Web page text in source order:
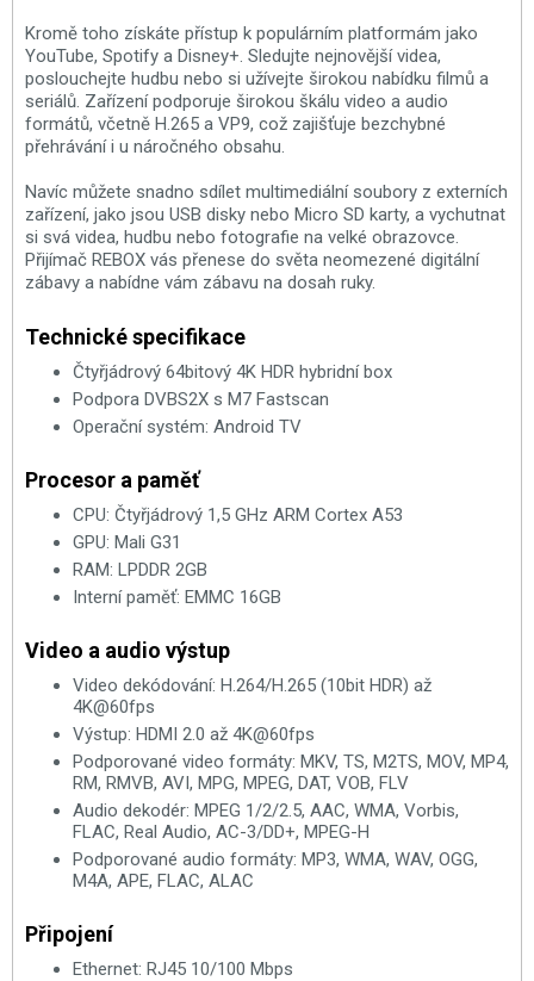
Kromě toho získáte přístup k populárním platformám jako
YouTube, Spotify a Disney+. Sledujte nejnovější videa,
poslouchejte hudbu nebo si užívejte širokou nabídku filmů a
seriálů. Zařízení podporuje širokou škálu video a audio
formátů, včetně H.265 a VP9, což zajišťuje bezchybné
přehrávání i u náročného obsahu.
Navíc můžete snadno sdílet multimediální soubory z externích
zařízení, jako jsou USB disky nebo Micro SD karty, a vychutnat
si svá videa, hudbu nebo fotografie na velké obrazovce.
Přijímač REBOX vás přenese do světa neomezené digitální
zábavy a nabídne vám zábavu na dosah ruky.
Technické specifikace
Čtyřjádrový 64bitový 4K HDR hybridní box
Podpora DVBS2X s M7 Fastscan
Operační systém: Android TV
Procesor a paměť
CPU: Čtyřjádrový 1,5 GHz ARM Cortex A53
GPU: Mali G31
RAM: LPDDR 2GB
Interní paměť: EMMC 16GB
Video a audio výstup
Video dekódování: H.264/H.265 (10bit HDR) až
4K@60fps
Výstup: HDMI 2.0 až 4K@60fps
Podporované video formáty: MKV, TS, M2TS, MOV, MP4,
RM, RMVB, AVI, MPG, MPEG, DAT, VOB, FLV
Audio dekodér: MPEG 1/2/2.5, AAC, WMA, Vorbis,
FLAC, Real Audio, AC-3/DD+, MPEG-H
Podporované audio formáty: MP3, WMA, WAV, OGG,
M4A, APE, FLAC, ALAC
Připojení
Ethernet: RJ45 10/100 Mbps